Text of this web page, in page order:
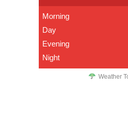
Morning
Day
Evening
Night
Weather